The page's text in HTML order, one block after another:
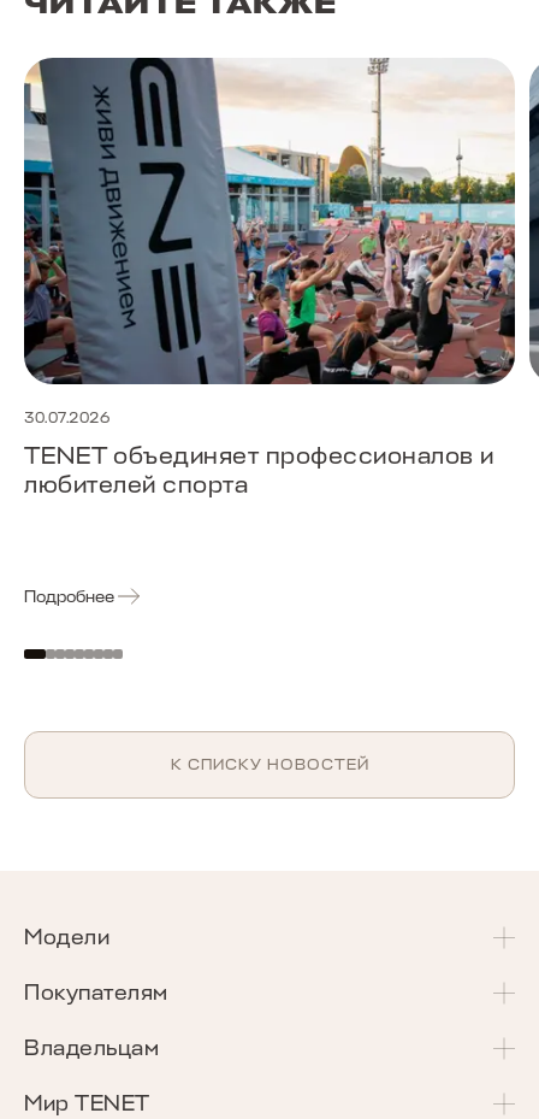
30.07.2026
TENET объединяет профессионалов и
любителей спорта
Подробнее
К СПИСКУ НОВОСТЕЙ
Модели
T4
T4L
T7
Покупателям
Акции и спецпредложения
Калькулятор Трейд-Ин
Владельцам
Сервисные акции
Мир TENET